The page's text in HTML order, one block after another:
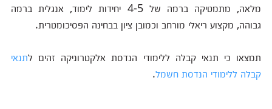
מלאה, מתמטיקה ברמה של 4-5 יחידות לימוד, אנגלית ברמה
גבוהה, מקצוע ריאלי מורחב וכמובן ציון בבחינה הפסיכומטרית.
תמצאו כי תנאי קבלה ללימודי הנדסת אלקטרוניקה זהים לתנאי
קבלה ללימודי הנדסת חשמל.